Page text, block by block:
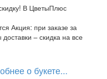
В ЦветыПлюс
Акция: при заказе за
– скидка на все
о букете...